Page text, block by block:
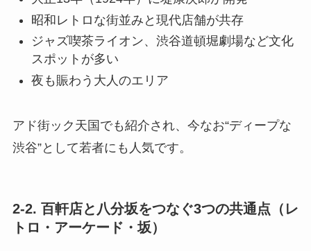
昭和レトロな街並みと現代店舗が共存
ジャズ喫茶ライオン、渋谷道頓堀劇場など文化
スポットが多い
夜も賑わう大人のエリア
アド街ック天国でも紹介され、今なお“ディープな
渋谷”として若者にも人気です。
2-2. 百軒店と八分坂をつなぐ3つの共通点（レ
トロ・アーケード・坂）